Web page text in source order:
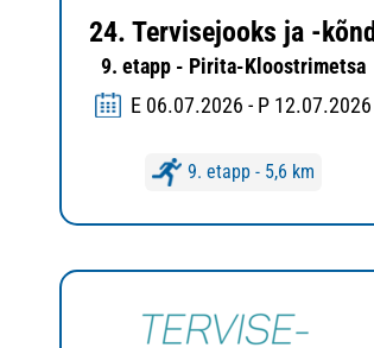
24. Tervisejooks ja -kõnd
9. etapp - Pirita-Kloostrimetsa
E 06.07.2026 - P 12.07.2026
9. etapp - 5,6 km